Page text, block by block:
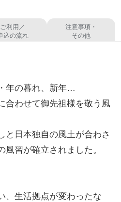
ご利用／
込の流れ
注意事項・
その他
年の暮れ、新年…
合わせて御先祖様を敬う風
と日本独自の風土が合わさ
風習が確立されました。
、生活拠点が変わったな